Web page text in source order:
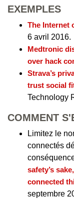
EXEMPLES
The Internet
6 avril 2016.
Medtronic
over hack
Strava’s
trust social
Technology
COMMENT
Limitez le
connectés
safety’s
connected
septembre